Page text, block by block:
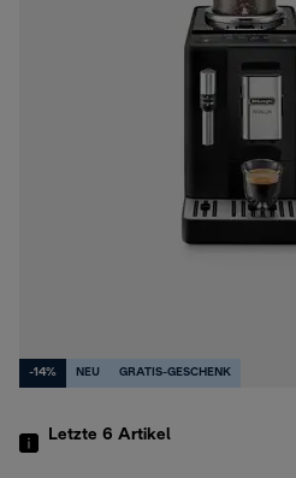
-14% NEU GRATIS-GESCHENK
Letzte 6 Artikel